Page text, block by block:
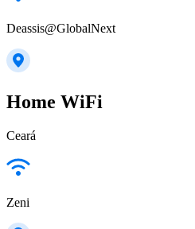
Deassis@GlobalNext
Home WiFi
Ceará
Zeni